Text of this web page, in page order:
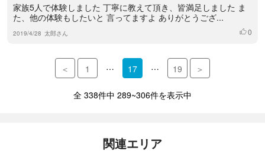
家族5人で体験しました 丁寧に教えて頂き、皆満足しました ま
た、他の体験もしたいと 言ってますよ ありがとうござ...
2019/4/28 太郎さん いいね
0
＜ 1 … 17 … 19 ＞
全 338件中 289~306件を表示中
関連エリア